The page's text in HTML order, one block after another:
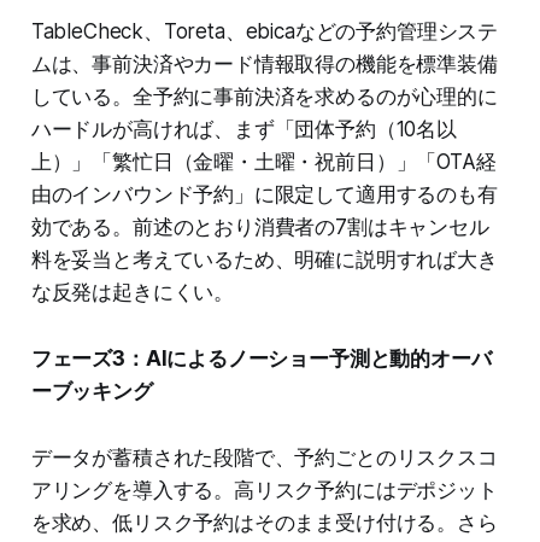
TableCheck、Toreta、ebicaなどの予約管理システ
ムは、事前決済やカード情報取得の機能を標準装備
している。全予約に事前決済を求めるのが心理的に
ハードルが高ければ、まず「団体予約（10名以
上）」「繁忙日（金曜・土曜・祝前日）」「OTA経
由のインバウンド予約」に限定して適用するのも有
効である。前述のとおり消費者の7割はキャンセル
料を妥当と考えているため、明確に説明すれば大き
な反発は起きにくい。
フェーズ3：AIによるノーショー予測と動的オーバ
ーブッキング
データが蓄積された段階で、予約ごとのリスクスコ
アリングを導入する。高リスク予約にはデポジット
を求め、低リスク予約はそのまま受け付ける。さら